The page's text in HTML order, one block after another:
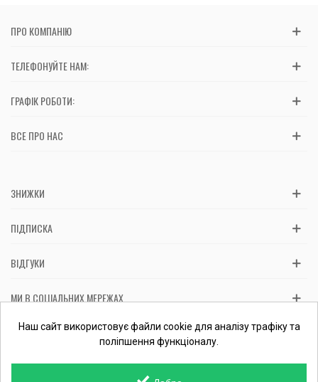
ПРО КОМПАНІЮ
ТЕЛЕФОНУЙТЕ НАМ:
ГРАФІК РОБОТИ:
ВСЕ ПРО НАС
ЗНИЖКИ
ПІДПИСКА
ВІДГУКИ
МИ В СОЦІАЛЬНИХ МЕРЕЖАХ
Вас обслуговує: ФОП Косташ С.І., номер запису в ЄДР 2 673 000
0000 057597 від 06.01.2017.Перевірити ФОП
Наш сайт використовує файли cookie для аналізу трафіку та
поліпшення функціоналу.